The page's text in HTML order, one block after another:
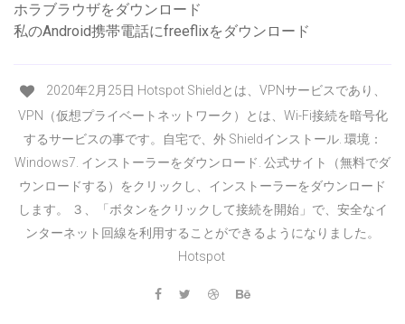
ホラブラウザをダウンロード
私のAndroid携帯電話にfreeflixをダウンロード
2020年2月25日 Hotspot Shieldとは、VPNサービスであり、
VPN（仮想プライベートネットワーク）とは、Wi-Fi接続を暗号化
するサービスの事です。自宅で、外 Shieldインストール. 環境：
Windows7. インストーラーをダウンロード. 公式サイト（無料でダ
ウンロードする）をクリックし、インストーラーをダウンロード
します。 ３、「ボタンをクリックして接続を開始」で、安全なイ
ンターネット回線を利用することができるようになりました。
Hotspot